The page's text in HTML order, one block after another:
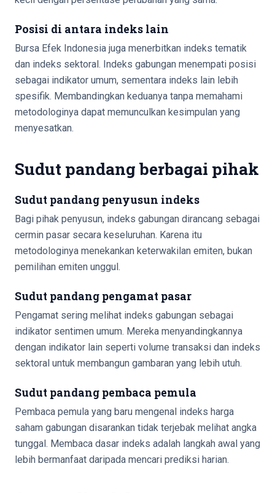
Posisi di antara indeks lain
Bursa Efek Indonesia juga menerbitkan indeks tematik
dan indeks sektoral. Indeks gabungan menempati posisi
sebagai indikator umum, sementara indeks lain lebih
spesifik. Membandingkan keduanya tanpa memahami
metodologinya dapat memunculkan kesimpulan yang
menyesatkan.
Sudut pandang berbagai pihak
Sudut pandang penyusun indeks
Bagi pihak penyusun, indeks gabungan dirancang sebagai
cermin pasar secara keseluruhan. Karena itu
metodologinya menekankan keterwakilan emiten, bukan
pemilihan emiten unggul.
Sudut pandang pengamat pasar
Pengamat sering melihat indeks gabungan sebagai
indikator sentimen umum. Mereka menyandingkannya
dengan indikator lain seperti volume transaksi dan indeks
sektoral untuk membangun gambaran yang lebih utuh.
Sudut pandang pembaca pemula
Pembaca pemula yang baru mengenal indeks harga
saham gabungan disarankan tidak terjebak melihat angka
tunggal. Membaca dasar indeks adalah langkah awal yang
lebih bermanfaat daripada mencari prediksi harian.